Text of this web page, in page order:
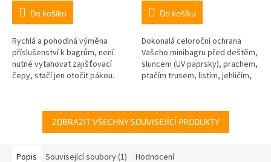
Do košíku
Rychlá a pohodlná výměna
příslušenství k bagrům, není
nutné vytahovat zajišťovací
čepy, stačí jen otočit pákou.
Do košíku
Dokonalá celoroční ochrana
Vašeho minibagru před deštěm,
sluncem (UV paprsky), prachem,
ptačím trusem, listím, jehličím,
ZOBRAZIT VŠECHNY SOUVISEJÍCÍ PRODUKTY
Popis Související soubory (1) Hodnocení